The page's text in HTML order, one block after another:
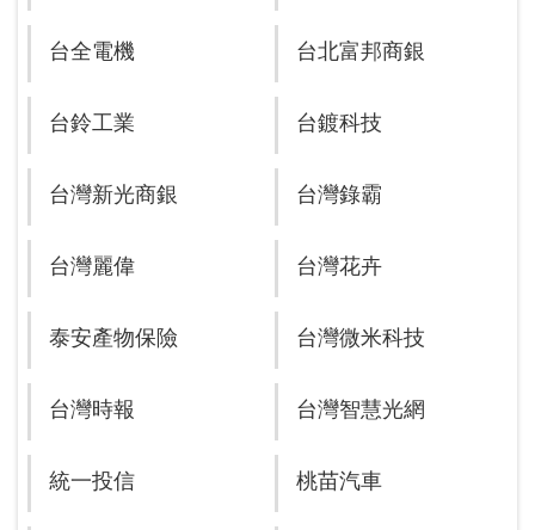
台全電機 台北富邦商銀
台鈴工業 台鍍科技
台灣新光商銀 台灣錄霸
台灣麗偉 台灣花卉
泰安產物保險 台灣微米科技
台灣時報 台灣智慧光網
統一投信 桃苗汽車